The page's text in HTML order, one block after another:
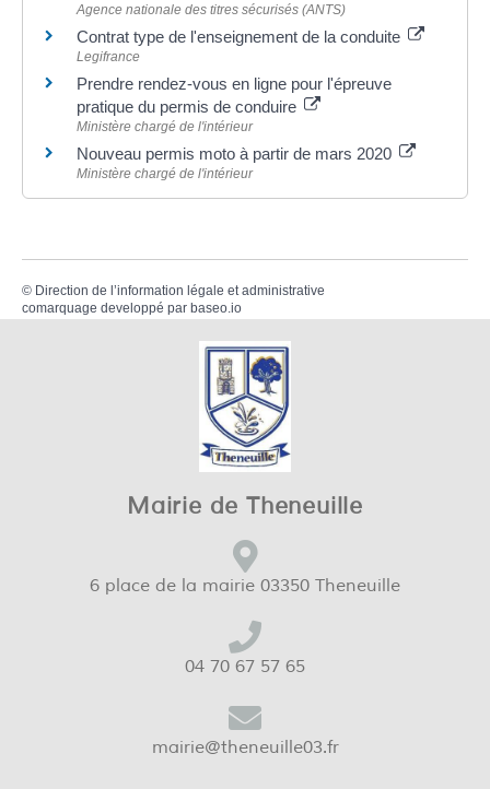
Agence nationale des titres sécurisés (ANTS)
Contrat type de l'enseignement de la conduite
Legifrance
Prendre rendez-vous en ligne pour l'épreuve
pratique du permis de conduire
Ministère chargé de l'intérieur
Nouveau permis moto à partir de mars 2020
Ministère chargé de l'intérieur
© Direction de l’information légale et administrative
comarquage developpé par baseo.io
Mairie de Theneuille
6 place de la mairie 03350 Theneuille
04 70 67 57 65
mairie@theneuille03.fr